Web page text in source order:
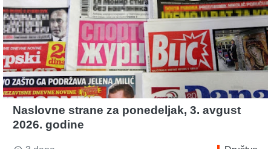
Naslovne strane za ponedeljak, 3. avgust
2026. godine